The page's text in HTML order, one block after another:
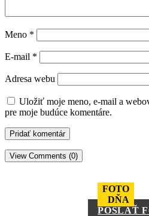
Meno *
E-mail *
Adresa webu
Uložiť moje meno, e-mail a
pre moje budúce komentáre.
View Comments (0)
FOTO
DŇA
POSLAŤ